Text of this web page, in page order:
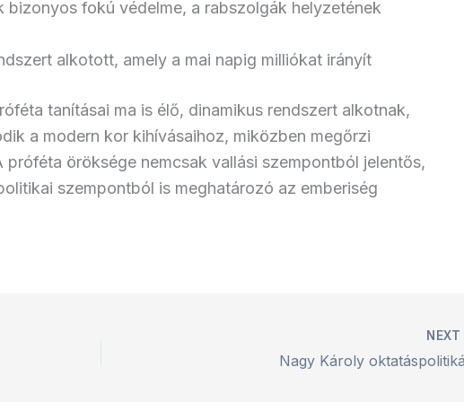
bizonyos fokú védelme, a rabszolgák helyzetének
alkotott, amely a mai napig milliókat irányít
tanításai ma is élő, dinamikus rendszert alkotnak,
a modern kor kihívásaihoz, miközben megőrzi
öröksége nemcsak vallási szempontból jelentős,
szempontból is meghatározó az emberiség
NEXT
Nagy Károly